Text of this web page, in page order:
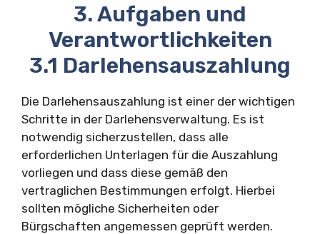
3. Aufgaben und
Verantwortlichkeiten
3.1 Darlehensauszahlung
Die Darlehensauszahlung ist einer der wichtigen
Schritte in der Darlehensverwaltung. Es ist
notwendig sicherzustellen, dass alle
erforderlichen Unterlagen für die Auszahlung
vorliegen und dass diese gemäß den
vertraglichen Bestimmungen erfolgt. Hierbei
sollten mögliche Sicherheiten oder
Bürgschaften angemessen geprüft werden.